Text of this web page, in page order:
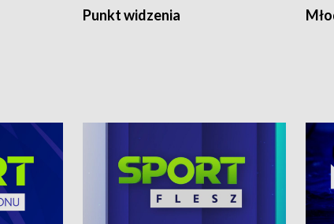
Punkt widzenia